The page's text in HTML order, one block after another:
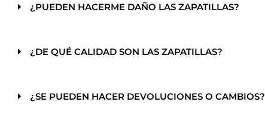
¿PUEDEN HACERME DAÑO LAS ZAPATILLAS?
¿DE QUÉ CALIDAD SON LAS ZAPATILLAS?
¿SE PUEDEN HACER DEVOLUCIONES O CAMBIOS?